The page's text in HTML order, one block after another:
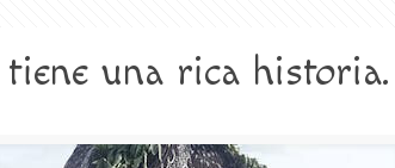
una rica historia.